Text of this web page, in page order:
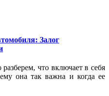
Залог
что включает в себя
она так важна и когда ее